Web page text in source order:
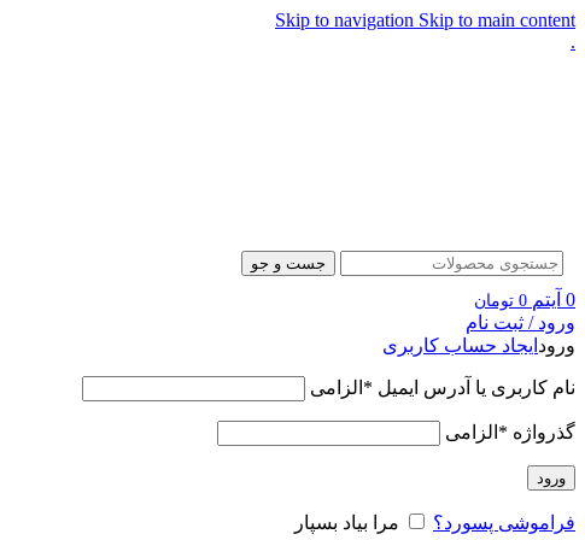
Skip to navigation Skip to main content
.
جست و جو
0 آیتم 0 تومان
ورود / ثبت نام
ورود ایجاد حساب کاربری
نام کاربری یا آدرس ایمیل * الزامی
گذرواژه * الزامی
ورود
فراموشی پسورد؟ مرا بیاد بسپار